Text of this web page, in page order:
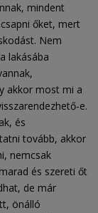
mindent
őket, mert
Nem
lakásába
akkor most mi a
e.
és
tovább, akkor
nemcsak
és szereti őt
de már
önálló